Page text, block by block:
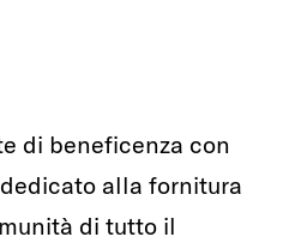
di beneficenza con
alla fornitura
di tutto il